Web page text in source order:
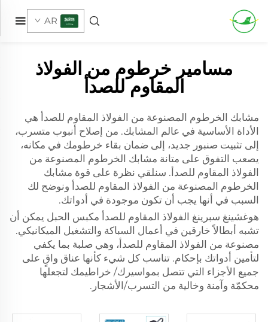
AR
مسامير خرطوم من الفولاذ
المقاوم للصدأ
مشابك الخرطوم المصنوعة من الفولاذ المقاوم للصدأ هي
الأداة الأساسية في عالم المشابك. من إصلاح أنبوب متسرب،
إلى تثبيت صنبور جديد، إلى ضمان بقاء خرطومك في مكانه،
يصعب التفوق على متانة مشابك الخرطوم المصنوعة من
الفولاذ المقاوم للصدأ. سنلقي نظرة على قوة مشابك
الخرطوم المصنوعة من الفولاذ المقاوم للصدأ ونوضح لك
السبب في أنها يجب أن تكون موجودة في أدواتك.
هوغشينغ سبرينغ الفولاذ المقاوم للصدأ مكبس الحبل يمكن أن
تشبه أبطالاً خارقين في أعمال السباكة والتشغيل الميكانيكي.
مصنوعة من الفولاذ المقاوم للصدأ، وهي صلبة بما يكفي
لتأمين أدواتك بإحكام. تناسب كل شيء كأنها عناق واقٍ على
جميع الأجزاء التي تتصل بمواسيرك/ خراطيمك لتجعلها
محكمّة وآمنة وخالية من التسرب/الأشجار.